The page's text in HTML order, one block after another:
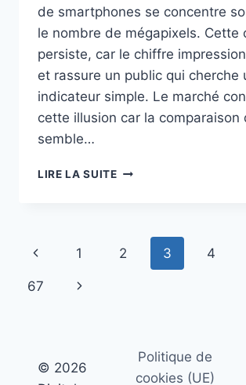
de smartphones se concentre
le nombre de mégapixels. Cette
persiste, car le chiffre
et rassure un public qui cherche
indicateur simple. Le marché
cette illusion car la comparaison
semble…
LIRE LA SUITELE
MÉGAPIXEL
POUR
Navigation
de
Page
précédente
1 2 3 4
67
Page
© 2026
Politique de
cookies (UE)